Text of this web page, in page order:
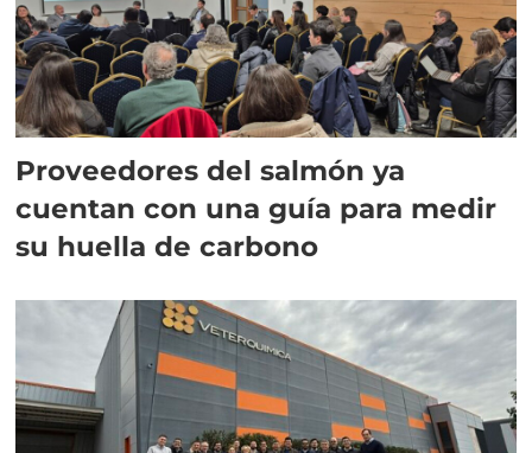
Proveedores del salmón ya
cuentan con una guía para medir
su huella de carbono